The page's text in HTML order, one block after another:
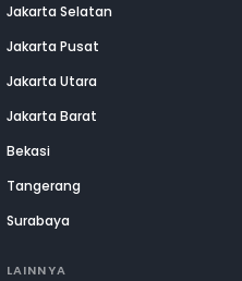
Jakarta Selatan
Jakarta Pusat
Jakarta Utara
Jakarta Barat
Bekasi
Tangerang
Surabaya
LAINNYA